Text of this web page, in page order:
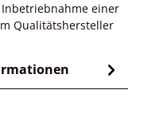
Inbetriebnahme einer
Qualitätshersteller